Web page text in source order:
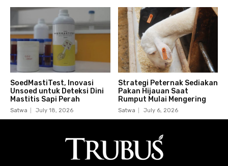
SoedMastiTest, Inovasi
Unsoed untuk Deteksi Dini
Mastitis Sapi Perah
Satwa July 18, 2026
Strategi Peternak Sediakan
Pakan Hijauan Saat
Rumput Mulai Mengering
Satwa July 6, 2026